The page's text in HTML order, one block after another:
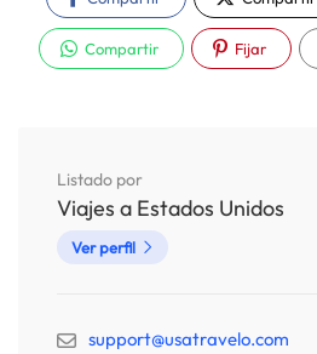
Compartir Fijar
Listado por
Viajes a Estados Unidos
Ver perfil
support@usatravelo.com